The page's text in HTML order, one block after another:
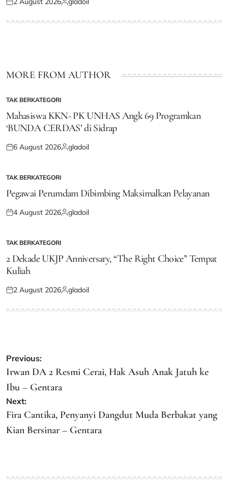
Posted
Posted
MORE FROM AUTHOR
POSTED
IN
TAK BERKATEGORI
Mahasiswa KKN- PK UNHAS Angk 69 Programkan
‘BUNDA CERDAS’ di Sidrap
Posted
6 August 2026Posted
gladoil
POSTED
IN
TAK BERKATEGORI
Pegawai Perumdam Dibimbing Maksimalkan Pelayanan
Posted
4 August 2026Posted
gladoil
POSTED
TAK BERKATEGORI
2 Dekade UKJP Anniversary, “The Right Choice” Tempat
Kuliah
Posted
2 August 2026Posted
gladoil
Post
navigation
Previous:
Irwan DA 2 Resmi Cerai, Hak Asuh Anak Jatuh ke
Ibu – Gentara
Next:
Fira Cantika, Penyanyi Dangdut Muda Berbakat yang
Kian Bersinar – Gentara